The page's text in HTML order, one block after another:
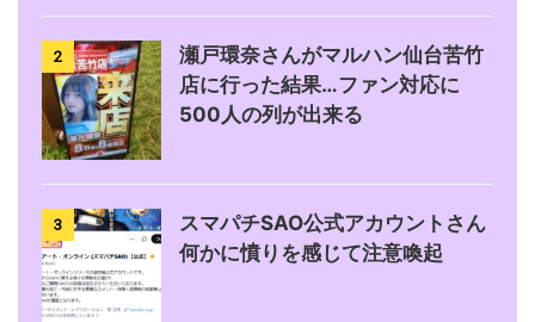
2
瀬戸環奈さんがマルハン仙台苦竹
店に行った結果…ファン対応に
500人の列が出来る
3
スマパチSAO公式アカウントさん
何かに憤りを感じて注意喚起